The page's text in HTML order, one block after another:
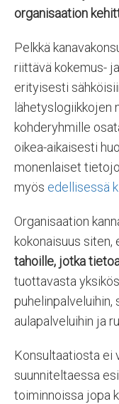
organisaation
Pelkkä
riittävä kokemus-
erityisesti
lähetyslogiikkojen
kohderyhmille
oikea-aikaisesti
monenlaiset
myös edellisessä
Organisaation
kokonaisuus siten,
tahoille, jotka
tuottavasta
puhelinpalveluihin,
aulapalveluihin ja
Konsultaatiosta ei
suunniteltaessa
toiminnoissa jopa